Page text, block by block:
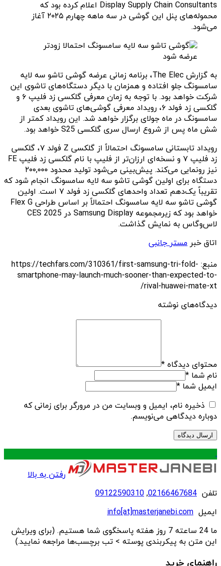
Display Supply Chain Consultants اعلام کرده بود که
محموله‌های پنل این گوشی در سه‌ ماهه چهارم ۲۰۲۵ آغاز
می‌شود.
به گزارش The Elec، برنامه زمانی عرضه گوشی تاشو سه لایه
سامسونگ جلو افتاده و همزمان با دیگر دستگاه‌های تاشوی این
شرکت خواهد بود. با توجه به زمان معرفی گلکسی زد فلیپ ۶ و
گلکسی زد فولد ۶، رویداد معرفی گوشی‌های تاشوی بعدی
سامسونگ در ماه جولای برگزار خواهد شد. این رویداد کمتر از
شش ماه پس از شروع ارسال سری گلکسی S25 خواهد بود.
رویداد تابستانی سامسونگ احتمالاً از گلکسی Z فولد ۷، گلکسی
زد فلیپ ۷ و نسخه‌ای ارزان‌تر از فلیپ با نام گلکسی زد فلیپ FE
نیز رونمایی می‌کند. پیش‌بینی می‌شود تولید محدود ۲۰۰,۰۰۰
دستگاه برای اولین گوشی تاشو سه لایه سامسونگ انجام شود که
تقریباً یک‌دهم تعداد واحدهای گلکسی زد فولد ۷ است. اولین
گوشی تاشو سه لایه سامسونگ احتمالاً بر اساس طراحی Flex G
خواهد بود که زیرمجموعه Samsung Display در CES 2025
لاس‌وگاس به نمایش گذاشت.
اتاق خبر مستر جانبی
منبع: https://techfars.com/310361/first-samsung-tri-fold-
smartphone-may-launch-much-sooner-than-expected-to-
rival-huawei-mate-xt/
دیدگاه‌های نوشته
محتوای دیدگاه *
نام شما *
ایمیل شما *
ذخیره نام، ایمیل و وبسایت من در مرورگر برای زمانی که
دوباره دیدگاهی می‌نویسم.
.
رفتن به بالا
تلفن 02166467684
,
09122590310
ایمیل info[at]masterjanebi.com
ما 24 ساعته 7 روز هفته پاسخگوی شما هستیم. (برای ویرایش
این متن به پیکربندی پوسته > تب برچسب‌ها مراجعه نمایید.)